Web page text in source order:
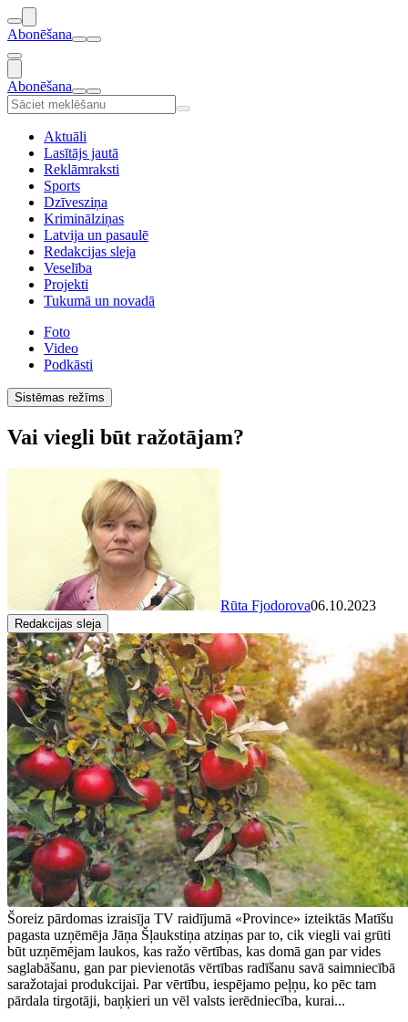
Abonēšana
Abonēšana
Aktuāli
Lasītājs jautā
Reklāmraksti
Sports
Dzīvesziņa
Kriminālziņas
Latvija un pasaulē
Redakcijas sleja
Veselība
Projekti
Tukumā un novadā
Foto
Video
Podkāsti
Sistēmas režīms
Vai viegli būt ražotājam?
Rūta Fjodorova06.10.2023
Redakcijas sleja
Šoreiz pārdomas izraisīja TV raidījumā «Province» izteiktās Matīšu
pagasta uzņēmēja Jāņa Šļaukstiņa atziņas par to, cik viegli vai grūti
būt uzņēmējam laukos, kas ražo vērtības, kas domā gan par vides
saglabāšanu, gan par pievienotās vērtības radīšanu savā saimniecībā
saražotajai produkcijai. Par vērtību, iespējamo peļņu, ko pēc tam
pārdala tirgotāji, baņķieri un vēl valsts ierēdniecība, kurai...